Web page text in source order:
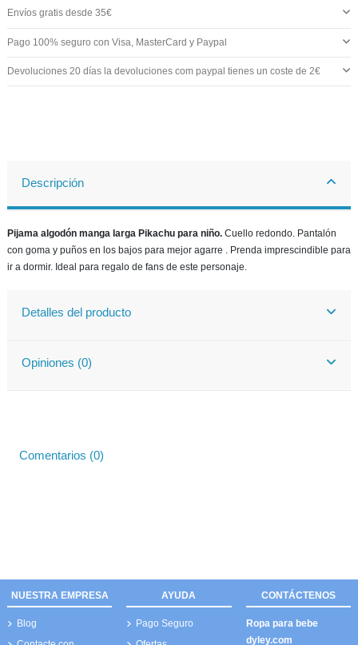
Envíos gratis desde 35€
Pago 100% seguro con Visa, MasterCard y Paypal
Devoluciones 20 días la devoluciones com paypal tienes un coste de 2€
Descripción
Pijama algodón manga larga Pikachu para niño. Cuello redondo. Pantalón
con goma y puños en los bajos para mejor agarre . Prenda imprescindible para
ir a dormir. Ideal para regalo de fans de este personaje.
Detalles del producto
Opiniones (0)
Comentarios (0)
NUESTRA EMPRESA
Blog
AYUDA
Pago Seguro
CONTÁCTENOS
Ropa para bebe
dyley.com